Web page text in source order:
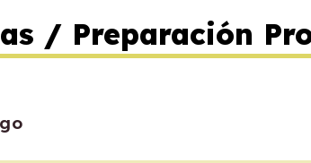
/ Preparación